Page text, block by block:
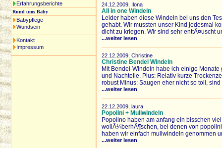
Erfahrungsberichte
Rund ums Baby
Babypflege
Wundsein
Kontakt
Impressum
24.12.2009, Ilona
All in one Windeln
Leider haben diese Windeln bei uns den
gehabt. Wir mussten unser Kind jedesmal
dicht zu kriegen. Wir sind sehr enttÃ¤uscht
...weiter lesen
22.12.2009, Christine
Christine Bendel Windeln
Mit Bendel-Windeln habe ich einige
und Nachteile. Plus: Relativ kurze
robust Minus: Saugen eher nicht so toll,
...weiter lesen
22.12.2009, laura
Popolini + Mullwindeln
Popolino haben am anfang ein bisschen
wollÃ¼berhÃ¶schen, bei denen von
haben wir einfach mullwindeln genommen
...weiter lesen